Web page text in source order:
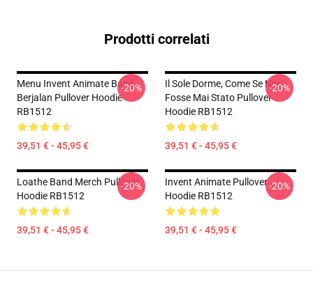
Prodotti correlati
Menu Invent Animate Band
Berjalan Pullover Hoodie
RB1512
39,51 € - 45,95 €
-20%
Il Sole Dorme, Come Se Non
Fosse Mai Stato Pullover
Hoodie RB1512
39,51 € - 45,95 €
-20%
Loathe Band Merch Pullover
Hoodie RB1512
39,51 € - 45,95 €
-20%
Invent Animate Pullover
Hoodie RB1512
39,51 € - 45,95 €
-20%